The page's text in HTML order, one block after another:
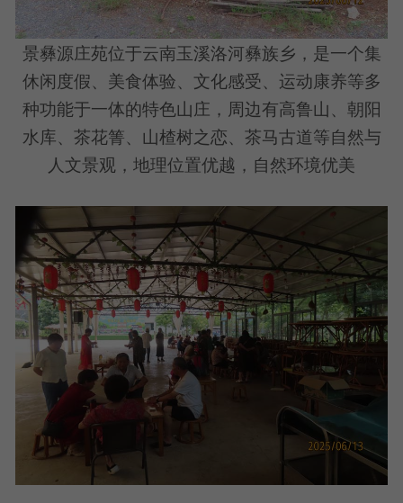
景彝源庄苑位于云南玉溪洛河彝族乡，是一个集
休闲度假、美食体验、文化感受、运动康养等多
种功能于一体的特色山庄，周边有高鲁山、朝阳
水库、茶花箐、山楂树之恋、茶马古道等自然与
人文景观，地理位置优越，自然环境优美